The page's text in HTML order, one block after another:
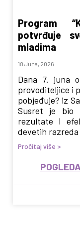
Program
potvrđuje
mladima
18 Juna, 2026
Dana 7. juna
provoditeljice i
pobjeđuje? iz
Susret je bio
rezultate i
devetih
Pročitaj više >